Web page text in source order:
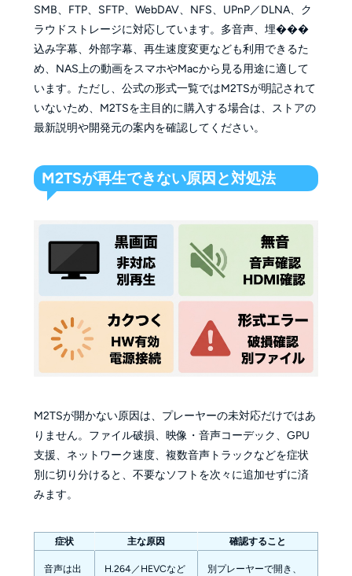
SMB、FTP、SFTP、WebDAV、NFS、UPnP／DLNA、ク
ラウドストレージに対応しています。多音声、埋���
込み字幕、外部字幕、再生速度変更なども利用できるた
め、NAS上の動画をスマホやMacから見る用途に適して
います。ただし、公式の形式一覧ではM2TSが明記されて
いないため、M2TSを主目的に購入する場合は、ストアの
最新説明や開発元の案内を確認してください。
M2TSが再生できない原因と対処法
M2TSが開かない原因は、プレーヤーの未対応だけではあ
りません。ファイル破損、映像・音声コーデック、GPU
支援、ネットワーク速度、複数音声トラックなどを症状
別に切り分けると、不要なソフトを次々に追加せずに済
みます。
症状 主な原因 確認すること
音声は出
H.264／HEVCなど
別プレーヤーで開き、